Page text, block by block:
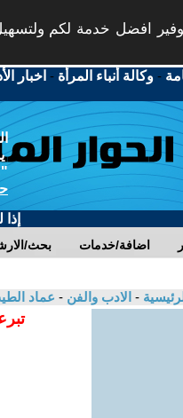
افضل خدمة لكم
-وكالة أنباء المرأة - اخبار
بحث/ اضافة/خدمات
- الادب والفن - عماد